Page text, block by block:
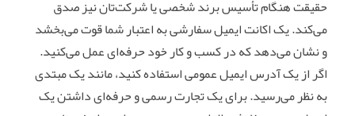
حقیقت هنگام تأسیس برند شخصی یا شرکت‌تان نیز صدق
می‌کند. یک اکانت ایمیل سفارشی به اعتبار شما قوت می‌بخشد
و نشان می‌دهد که در کسب و کار خود حرفه‌ای عمل می‌کنید.
اگر از یک آدرس ایمیل عمومی استفاده کنید، مانند یک مبتدی
به نظر می‌رسید. برای یک تجارت رسمی و حرفه‌ای داشتن یک